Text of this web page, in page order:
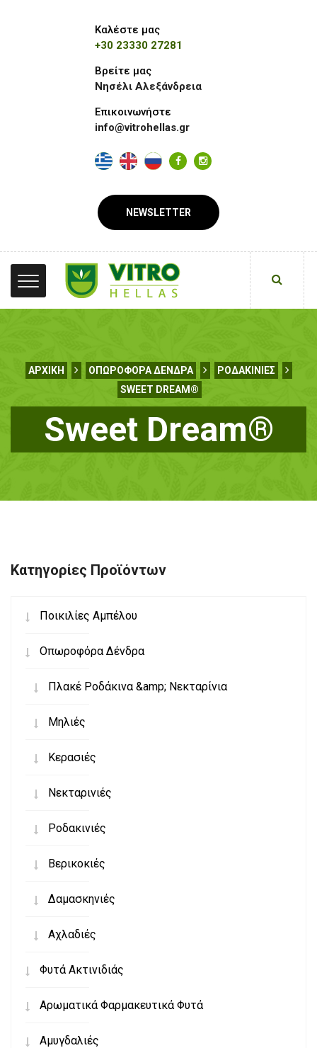
Καλέστε μας
+30 23330 27281
Βρείτε μας
Νησέλι Αλεξάνδρεια
Επικοινωνήστε
info@vitrohellas.gr
NEWSLETTER
ΑΡΧΙΚΉ ΟΠΩΡΟΦΌΡΑ ΔΈΝΔΡΑ
ΡΟΔΑΚΙΝΙΈΣ
SWEET DREAM®
Sweet Dream®
Κατηγορίες Προϊόντων
Ποικιλίες Αμπέλου
Οπωροφόρα Δένδρα
Πλακέ Ροδάκινα &amp; Νεκταρίνια
Μηλιές
Κερασιές
Νεκταρινιές
Ροδακινιές
Βερικοκιές
Δαμασκηνιές
Αχλαδιές
Φυτά Ακτινιδιάς
Αρωματικά Φαρμακευτικά Φυτά
Αμυγδαλιές